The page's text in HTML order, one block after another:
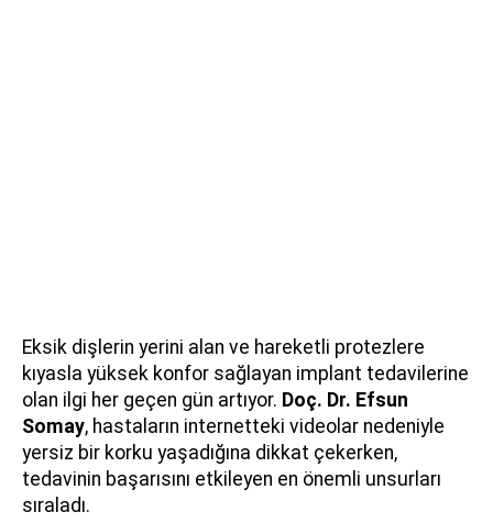
Eksik dişlerin yerini alan ve hareketli protezlere
kıyasla yüksek konfor sağlayan implant tedavilerine
olan ilgi her geçen gün artıyor. Doç. Dr. Efsun
Somay, hastaların internetteki videolar nedeniyle
yersiz bir korku yaşadığına dikkat çekerken,
tedavinin başarısını etkileyen en önemli unsurları
sıraladı.